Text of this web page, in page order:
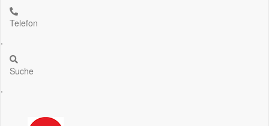
Telefon
.
Suche
.